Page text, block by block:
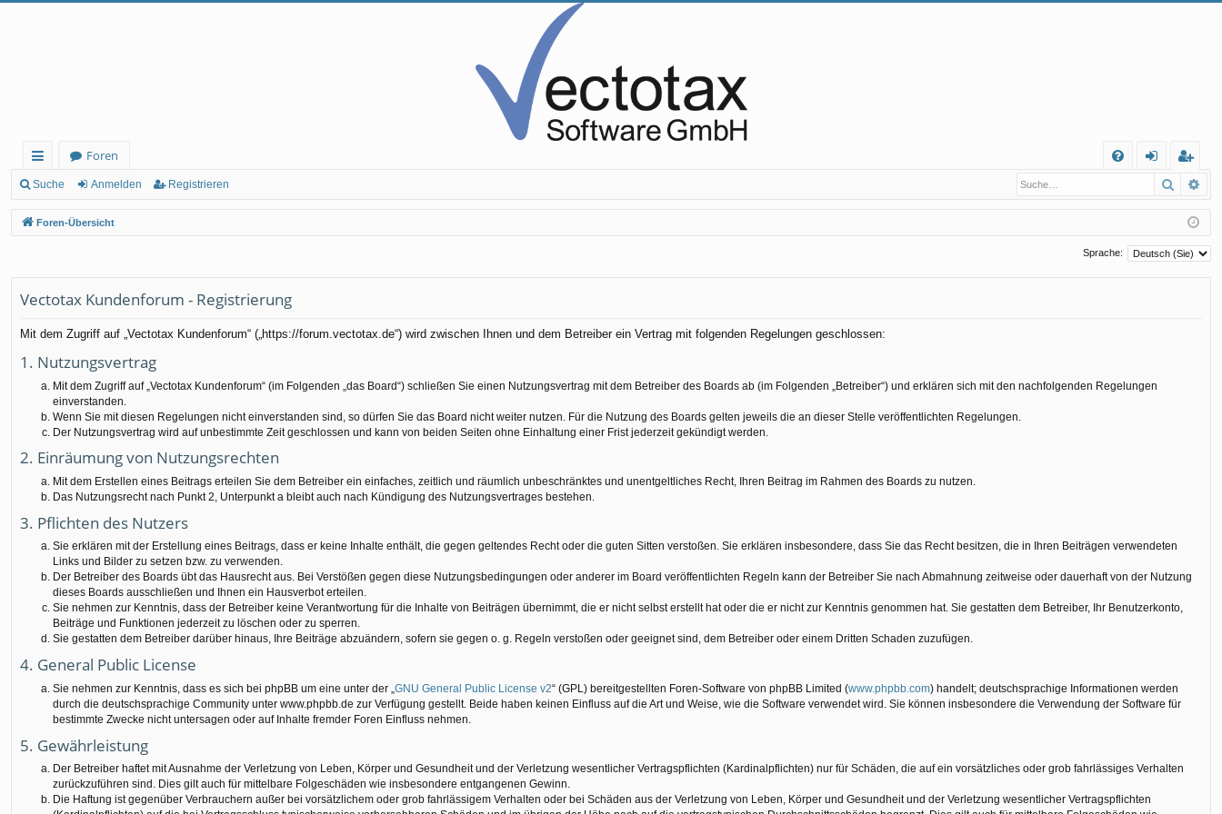
ch
ne
llz
rif
Foren
Q
m
el
eg
ist
rie
Suche Anmelden Registrieren Suche
Foren-Übersicht
Sprache:
Vectotax Kundenforum - Registrierung
Mit dem Zugriff auf „Vectotax Kundenforum“ („https://forum.vectotax.de“) wird zwischen Ihnen und dem Betreiber ein Vertrag mit folgenden Regelungen geschlossen:
1. Nutzungsvertrag
Mit dem Zugriff auf „Vectotax Kundenforum“ (im Folgenden „das Board“) schließen Sie einen Nutzungsvertrag mit dem Betreiber des Boards ab (im Folgenden „Betreiber“) und erklären sich mit den nachfolgenden Regelungen
einverstanden.
Wenn Sie mit diesen Regelungen nicht einverstanden sind, so dürfen Sie das Board nicht weiter nutzen. Für die Nutzung des Boards gelten jeweils die an dieser Stelle veröffentlichten Regelungen.
Der Nutzungsvertrag wird auf unbestimmte Zeit geschlossen und kann von beiden Seiten ohne Einhaltung einer Frist jederzeit gekündigt werden.
2. Einräumung von Nutzungsrechten
Mit dem Erstellen eines Beitrags erteilen Sie dem Betreiber ein einfaches, zeitlich und räumlich unbeschränktes und unentgeltliches Recht, Ihren Beitrag im Rahmen des Boards zu nutzen.
Das Nutzungsrecht nach Punkt 2, Unterpunkt a bleibt auch nach Kündigung des Nutzungsvertrages bestehen.
3. Pflichten des Nutzers
Sie erklären mit der Erstellung eines Beitrags, dass er keine Inhalte enthält, die gegen geltendes Recht oder die guten Sitten verstoßen. Sie erklären insbesondere, dass Sie das Recht besitzen, die in Ihren Beiträgen verwendeten
Links und Bilder zu setzen bzw. zu verwenden.
Der Betreiber des Boards übt das Hausrecht aus. Bei Verstößen gegen diese Nutzungsbedingungen oder anderer im Board veröffentlichten Regeln kann der Betreiber Sie nach Abmahnung zeitweise oder dauerhaft von der Nutzung
dieses Boards ausschließen und Ihnen ein Hausverbot erteilen.
Sie nehmen zur Kenntnis, dass der Betreiber keine Verantwortung für die Inhalte von Beiträgen übernimmt, die er nicht selbst erstellt hat oder die er nicht zur Kenntnis genommen hat. Sie gestatten dem Betreiber, Ihr Benutzerkonto,
Beiträge und Funktionen jederzeit zu löschen oder zu sperren.
Sie gestatten dem Betreiber darüber hinaus, Ihre Beiträge abzuändern, sofern sie gegen o. g. Regeln verstoßen oder geeignet sind, dem Betreiber oder einem Dritten Schaden zuzufügen.
4. General Public License
Sie nehmen zur Kenntnis, dass es sich bei phpBB um eine unter der „ GNU General Public License v2“ (GPL) bereitgestellten Foren-Software von phpBB Limited (www.phpbb.com) handelt; deutschsprachige Informationen werden
durch die deutschsprachige Community unter www.phpbb.de zur Verfügung gestellt. Beide haben keinen Einfluss auf die Art und Weise, wie die Software verwendet wird. Sie können insbesondere die Verwendung der Software für
bestimmte Zwecke nicht untersagen oder auf Inhalte fremder Foren Einfluss nehmen.
5. Gewährleistung
Der Betreiber haftet mit Ausnahme der Verletzung von Leben, Körper und Gesundheit und der Verletzung wesentlicher Vertragspflichten (Kardinalpflichten) nur für Schäden, die auf ein vorsätzliches oder grob fahrlässiges Verhalten
zurückzuführen sind. Dies gilt auch für mittelbare Folgeschäden wie insbesondere entgangenen Gewinn.
Die Haftung ist gegenüber Verbrauchern außer bei vorsätzlichem oder grob fahrlässigem Verhalten oder bei Schäden aus der Verletzung von Leben, Körper und Gesundheit und der Verletzung wesentlicher Vertragspflichten